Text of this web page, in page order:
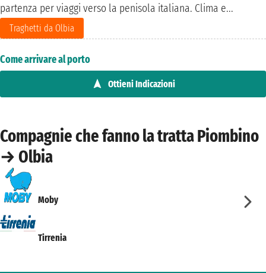
partenza per viaggi verso la penisola italiana. Clima e...
Traghetti da Olbia
Come arrivare al porto
Ottieni Indicazioni
Compagnie che fanno la tratta Piombino
→ Olbia
Moby
Tirrenia